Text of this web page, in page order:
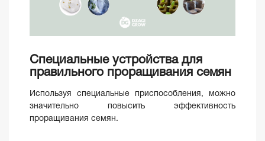
Специальные устройства для
правильного проращивания семян
Используя специальные приспособления, можно
значительно повысить эффективность
проращивания семян.